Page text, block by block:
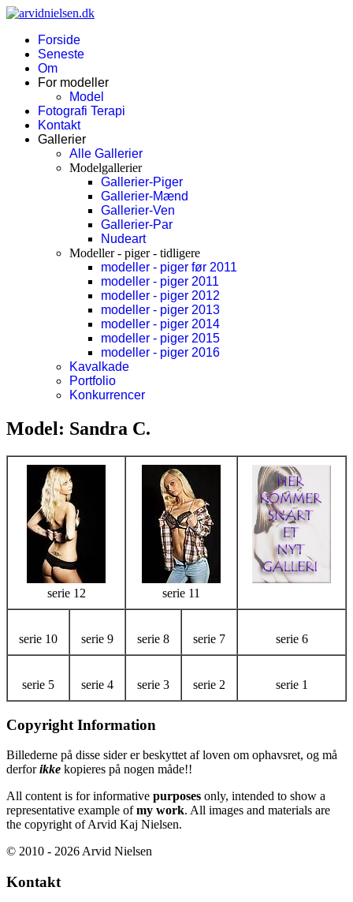
Forside
Seneste
Om
For modeller
Model
Fotografi Terapi
Kontakt
Gallerier
Alle Gallerier
Modelgallerier
Gallerier-Piger
Gallerier-Mænd
Gallerier-Ven
Gallerier-Par
Nudeart
Modeller - piger - tidligere
modeller - piger før 2011
modeller - piger 2011
modeller - piger 2012
modeller - piger 2013
modeller - piger 2014
modeller - piger 2015
modeller - piger 2016
Kavalkade
Portfolio
Konkurrencer
Model: Sandra C.
serie 12 serie 11
serie 10 serie 9 serie 8 serie 7 serie 6
serie 5 serie 4 serie 3 serie 2 serie 1
Copyright Information
Billederne på disse sider er beskyttet af loven om ophavsret, og må
derforikke kopieres på nogen måde!!
All content is for informative purposes only, intended to show a
representative example ofmy work. All images and materials are
the copyright of Arvid Kaj Nielsen.
© 2010 - 2026 Arvid Nielsen
Kontakt